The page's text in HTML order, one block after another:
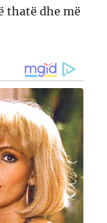
thatë dhe më